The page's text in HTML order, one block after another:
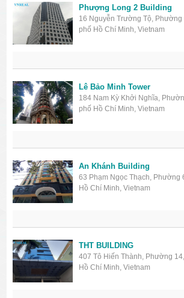
Phượng Long 2 Building
16 Nguyễn Trường Tộ, Phường
phố Hồ Chí Minh, Vietnam
Lê Bảo Minh Tower
184 Nam Kỳ Khởi Nghĩa,
phố Hồ Chí Minh, Vietnam
An Khánh Building
63 Phạm Ngọc Thạch, Phường
Hồ Chí Minh, Vietnam
THT BUILDING
407 Tô Hiến Thành, Phường
Hồ Chí Minh, Vietnam